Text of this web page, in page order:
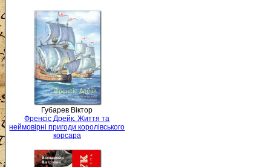
Губарев Віктор
Френсіс Дрейк. Життя та
неймовірні пригоди королівського
корсара